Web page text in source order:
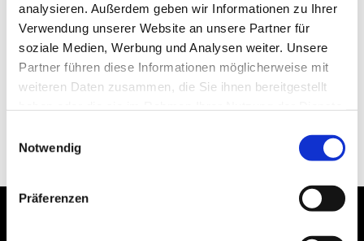
analysieren. Außerdem geben wir Informationen zu Ihrer
Verwendung unserer Website an unsere Partner für
soziale Medien, Werbung und Analysen weiter. Unsere
Partner führen diese Informationen möglicherweise mit
weiteren Daten zusammen, die Sie ihnen bereitgestellt
Notwendig
Präferenzen